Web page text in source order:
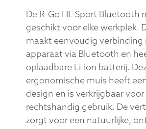
De R-Go HE Sport Bluetooth
geschikt voor elke werkplek.
maakt eenvoudig verbinding
apparaat via Bluetooth en
oplaadbare Li-Ion batterij.
ergonomische muis heeft
design en is verkrijgbaar voor
rechtshandig gebruik. De
zorgt voor een natuurlijke,